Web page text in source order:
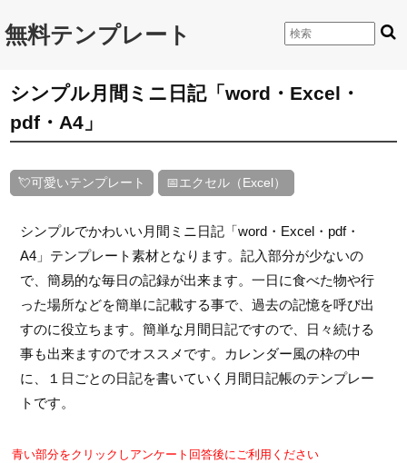
無料テンプレート
シンプル月間ミニ日記「word・Excel・
pdf・A4」
💘可愛いテンプレート 📅エクセル（Excel）
シンプルでかわいい月間ミニ日記「word・Excel・pdf・
A4」テンプレート素材となります。記入部分が少ないの
で、簡易的な毎日の記録が出来ます。一日に食べた物や行
った場所などを簡単に記載する事で、過去の記憶を呼び出
すのに役立ちます。簡単な月間日記ですので、日々続ける
事も出来ますのでオススメです。カレンダー風の枠の中
に、１日ごとの日記を書いていく月間日記帳のテンプレー
トです。
青い部分をクリックしアンケート回答後にご利用ください